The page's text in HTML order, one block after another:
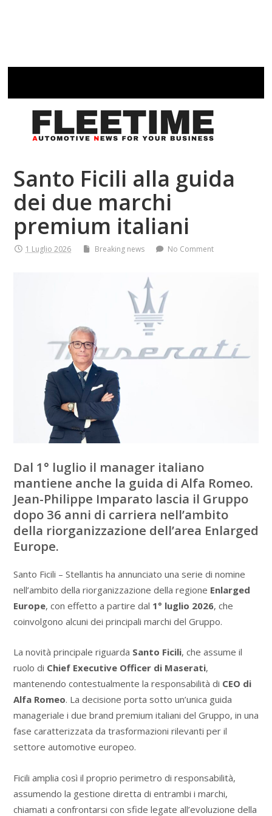
Santo Ficili alla guida
dei due marchi
premium italiani
1 Luglio 2026 Breaking news No Comment
Dal 1° luglio il manager italiano
mantiene anche la guida di Alfa Romeo.
Jean-Philippe Imparato lascia il Gruppo
dopo 36 anni di carriera nell’ambito
della riorganizzazione dell’area Enlarged
Europe.
Santo Ficili – Stellantis ha annunciato una serie di nomine
nell’ambito della riorganizzazione della regione Enlarged
Europe, con effetto a partire dal 1° luglio 2026, che
coinvolgono alcuni dei principali marchi del Gruppo.
La novità principale riguarda Santo Ficili, che assume il
ruolo di Chief Executive Officer di Maserati,
mantenendo contestualmente la responsabilità di CEO di
Alfa Romeo. La decisione porta sotto un’unica guida
manageriale i due brand premium italiani del Gruppo, in una
fase caratterizzata da trasformazioni rilevanti per il
settore automotive europeo.
Ficili amplia così il proprio perimetro di responsabilità,
assumendo la gestione diretta di entrambi i marchi,
chiamati a confrontarsi con sfide legate all’evoluzione della